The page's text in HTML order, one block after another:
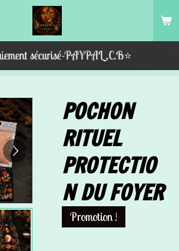
sécurisé-PAYPAL,C.B⭐️
POCHON
RITUEL
PROTECTIO
N DU FOYER
Promotion !